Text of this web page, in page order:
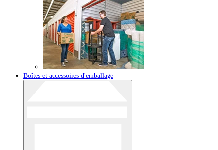
Boîtes et accessoires d'emballage